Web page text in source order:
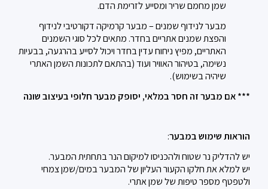
שמן מחמם שריר ומסייע לזרימת הדם.
מבער לנידוף שמנים –מבער קרמיקה דקורטיבי לנידוף
והפצת שמנים אתריים בחדר. מתאים לכל סוגי השמנים
האתריים, מפיץ ניחוח עדין בחדר ויכול לסייע בהרגעה, בבעיות
נשימה, בטיהור האוויר ועוד (בהתאם לתכונות השמן האתרי
שיהיה בשימוש).
*** אם מבער זה חסר במלאי, יסופק מבער חלופי בעיצוב שונה
הוראות שימוש במבער:
יש להדליק נר שטוח ולהכניסו למיקום הנר בתחתית המבער.
יש למלא את חלקו הקעור העליון של המבער במים/שמן צמחי
ולטפטף מספר טיפות של שמן אתרי.